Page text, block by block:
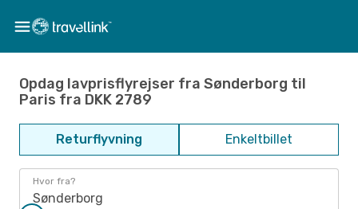
Opdag lavprisflyrejser fra Sønderborg til
Paris fra DKK 2789
Returflyvning Enkeltbillet
Hvor fra?
Sønderborg